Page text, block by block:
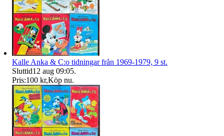
Kalle Anka & C:o tidningar från 1969-1979, 9 st.
Sluttid12 aug 09:05.
Pris:100 kr,Köp nu.